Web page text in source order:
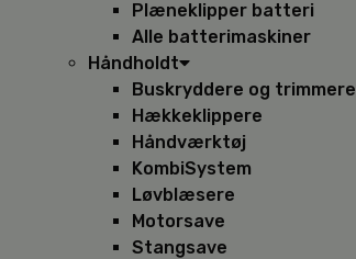
Plæneklipper batteri
Alle batterimaskiner
Håndholdt
Buskryddere og trimmere
Hækkeklippere
Håndværktøj
KombiSystem
Løvblæsere
Motorsave
Stangsave